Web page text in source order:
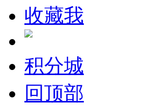
收藏我
积分城
回顶部